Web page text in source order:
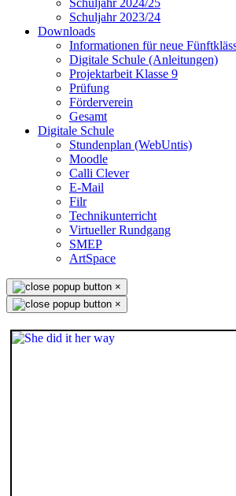
Schuljahr 2024/25
Schuljahr 2023/24
Downloads
Informationen für neue
Digitale Schule (Anleitungen)
Projektarbeit Klasse 9
Prüfung
Förderverein
Gesamt
Digitale Schule
Stundenplan (WebUntis)
Moodle
Calli Clever
E-Mail
Filr
Technikunterricht
Virtueller Rundgang
SMEP
ArtSpace
×
×